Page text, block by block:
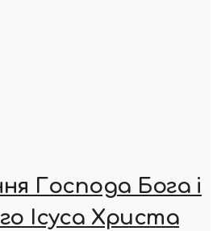
Господа Бога і
Ісуса Христа